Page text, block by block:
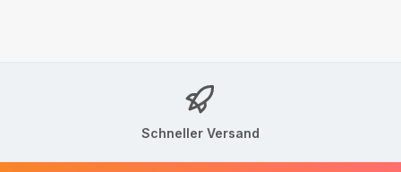
Schneller Versand